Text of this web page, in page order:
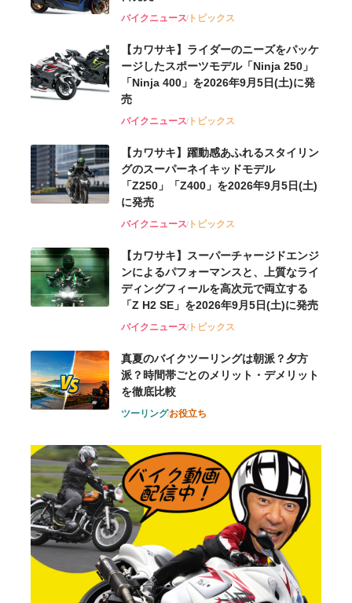
バイクニューストピックス
【カワサキ】ライダーのニーズをパッケ
ージしたスポーツモデル「Ninja 250」
「Ninja 400」を2026年9月5日(土)に発
売
バイクニューストピックス
【カワサキ】躍動感あふれるスタイリン
グのスーパーネイキッドモデル
「Z250」「Z400」を2026年9月5日(土)
に発売
バイクニューストピックス
【カワサキ】スーパーチャージドエンジ
ンによるパフォーマンスと、上質なライ
ディングフィールを高次元で両立する
「Z H2 SE」を2026年9月5日(土)に発売
バイクニューストピックス
真夏のバイクツーリングは朝派？夕方
派？時間帯ごとのメリット・デメリット
を徹底比較
ツーリングお役立ち